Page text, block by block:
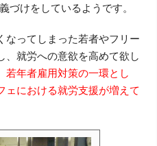
づけをしているようです。
なってしまった若者やフリー
、就労への意欲を高めて欲し
若年者雇用対策の一環とし
ェにおける就労支援が増えて